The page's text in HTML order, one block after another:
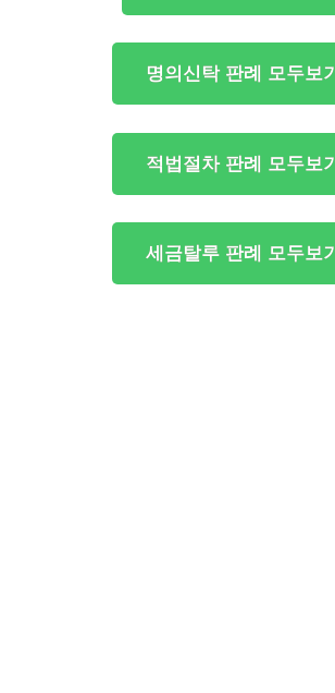
명의신탁 판례 모두보기
적법절차 판례 모두보기
세금탈루 판례 모두보기